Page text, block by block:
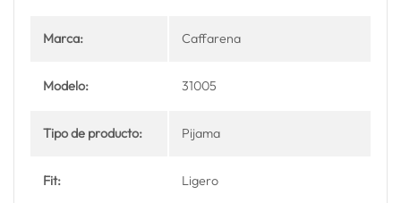
Marca: Caffarena
Modelo: 31005
Tipo de producto: Pijama
Fit: Ligero